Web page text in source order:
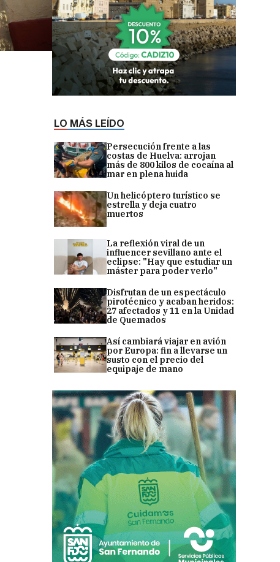
LO MÁS LEÍDO
Persecución frente a las
costas de Huelva: arrojan
más de 800 kilos de cocaína al
mar en plena huida
Un helicóptero turístico se
estrella y deja cuatro
muertos
La reflexión viral de un
influencer sevillano ante el
eclipse: "Hay que estudiar un
máster para poder verlo"
Disfrutan de un espectáculo
pirotécnico y acaban heridos:
27 afectados y 11 en la Unidad
de Quemados
Así cambiará viajar en avión
por Europa: fin a llevarse un
susto con el precio del
equipaje de mano